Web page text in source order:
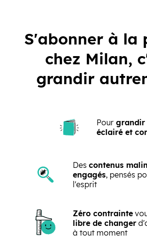
S'abonner à la
chez Milan,
grandir
Pour grandir
éclairé et
Des contenus
engagés, pensés
l'esprit
Zéro contrainte
libre de changer
à tout moment